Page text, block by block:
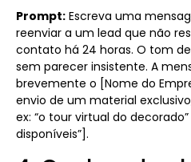
Prompt: Escreva uma
reenviar a um lead que não
contato há 24 horas. O tom
sem parecer insistente. A
brevemente o [Nome do
envio de um material
ex: “o tour virtual do
disponíveis”].